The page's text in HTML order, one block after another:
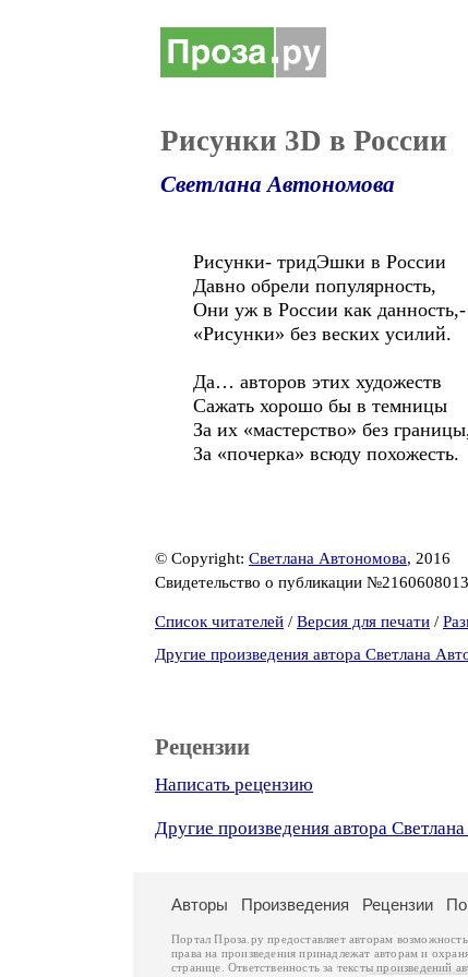
Рисунки 3D в России
Светлана Автономова
Рисунки- тридЭшки в России
Давно обрели популярность,
Они уж в России как данность,-
«Рисунки» без веских усилий.
Да… авторов этих художеств
Сажать хорошо бы в темницы
За их «мастерство» без
За «почерка» всюду похожесть.
© Copyright: Светлана Автономова, 2016
Свидетельство о публикации
Список читателей / Версия для печати /
Другие произведения автора Светлана
Рецензии
Написать рецензию
Другие произведения автора
Авторы Произведения Рецензии
Портал Проза.ру предоставляет авторам
права на произведения принадлежат авторам и
странице. Ответственность за тексты произведений